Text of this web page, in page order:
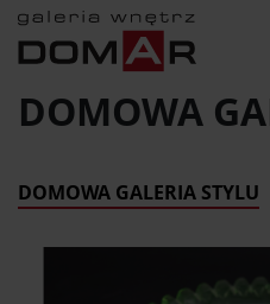
DOMOWA
DOMOWA GALERIA STYLU